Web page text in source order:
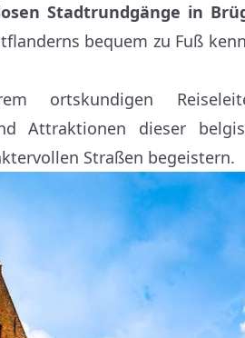
Stadtrundgänge in
bequem zu Fuß
ortskundigen
Attraktionen dieser
Straßen begeistern.